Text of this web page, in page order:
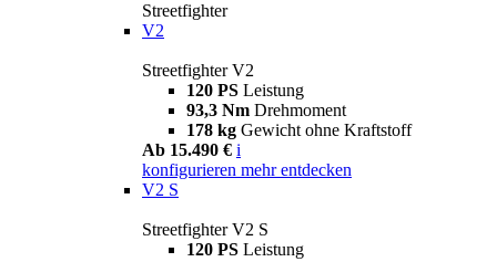
Streetfighter
V2
Streetfighter V2
120 PS Leistung
93,3 Nm Drehmoment
178 kg Gewicht ohne Kraftstoff
Ab 15.490 € i
konfigurieren mehr entdecken
V2 S
Streetfighter V2 S
120 PS Leistung